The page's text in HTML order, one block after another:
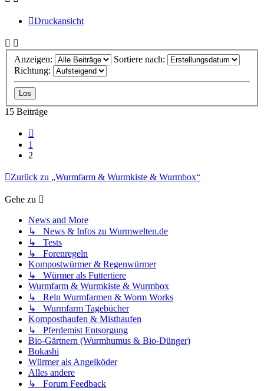
Druckansicht
Anzeigen:
Sortiere nach:
Richtung:
15 Beiträge
1
2
Zurück zu „Wurmfarm & Wurmkiste & Wurmbox“
Gehe zu
News and More
↳ News & Infos zu Wurmwelten.de
↳ Tests
↳ Forenregeln
Kompostwürmer & Regenwürmer
↳ Würmer als Futtertiere
Wurmfarm & Wurmkiste & Wurmbox
↳ Reln Wurmfarmen & Worm Works
↳ Wurmfarm Tagebücher
Komposthaufen & Misthaufen
↳ Pferdemist Entsorgung
Bio-Gärtnern (Wurmhumus & Bio-Dünger)
Bokashi
Würmer als Angelköder
Alles andere
↳ Forum Feedback